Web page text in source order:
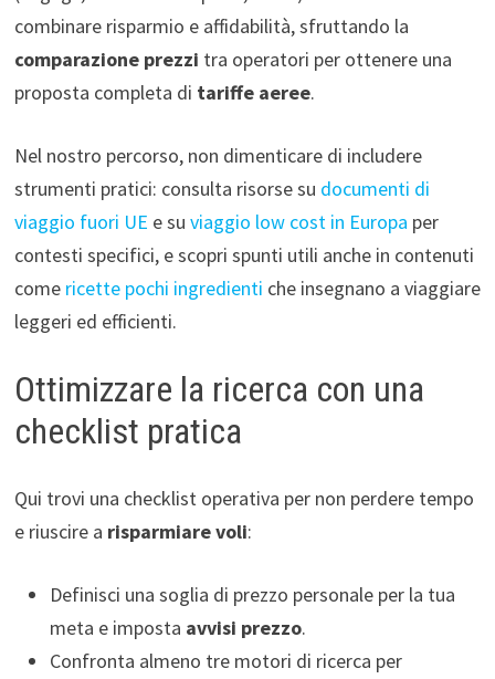
combinare risparmio e affidabilità, sfruttando la
comparazione prezzi tra operatori per ottenere una
proposta completa di tariffe aeree.
Nel nostro percorso, non dimenticare di includere
strumenti pratici: consulta risorse su documenti di
viaggio fuori UE e su viaggio low cost in Europa per
contesti specifici, e scopri spunti utili anche in contenuti
come ricette pochi ingredienti che insegnano a viaggiare
leggeri ed efficienti.
Ottimizzare la ricerca con una
checklist pratica
Qui trovi una checklist operativa per non perdere tempo
e riuscire a risparmiare voli:
Definisci una soglia di prezzo personale per la tua
meta e imposta avvisi prezzo.
Confronta almeno tre motori di ricerca per